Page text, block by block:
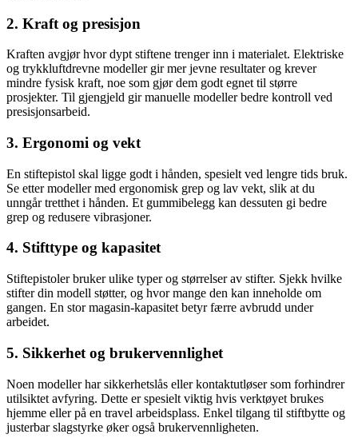
2. Kraft og presisjon
Kraften avgjør hvor dypt stiftene trenger inn i materialet. Elektriske
og trykkluftdrevne modeller gir mer jevne resultater og krever
mindre fysisk kraft, noe som gjør dem godt egnet til større
prosjekter. Til gjengjeld gir manuelle modeller bedre kontroll ved
presisjonsarbeid.
3. Ergonomi og vekt
En stiftepistol skal ligge godt i hånden, spesielt ved lengre tids bruk.
Se etter modeller med ergonomisk grep og lav vekt, slik at du
unngår tretthet i hånden. Et gummibelegg kan dessuten gi bedre
grep og redusere vibrasjoner.
4. Stifttype og kapasitet
Stiftepistoler bruker ulike typer og størrelser av stifter. Sjekk hvilke
stifter din modell støtter, og hvor mange den kan inneholde om
gangen. En stor magasin-kapasitet betyr færre avbrudd under
arbeidet.
5. Sikkerhet og brukervennlighet
Noen modeller har sikkerhetslås eller kontaktutløser som forhindrer
utilsiktet avfyring. Dette er spesielt viktig hvis verktøyet brukes
hjemme eller på en travel arbeidsplass. Enkel tilgang til stiftbytte og
justerbar slagstyrke øker også brukervennligheten.